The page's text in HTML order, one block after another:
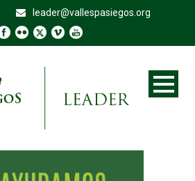
leader@vallespasiegos.org